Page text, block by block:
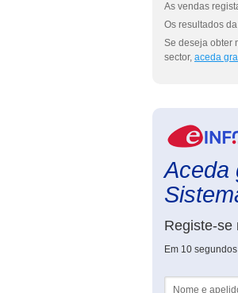
As vendas
Os resultados
Se deseja obter
sector, aceda
Aceda
Registe-se
Em 10